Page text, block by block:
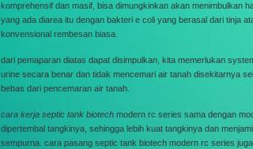
komprehensif dan masif, bisa dimungkinkan akan menimbulkan
yang ada diarea itu dengan bakteri e coli yang berasal dari tinja
konvensional rembesan biasa.
dari pemaparan diatas dapat disimpulkan, kita memerlukan
urine secara benar dan tidak mencemari air tanah disekitarnya
bebas dari pencemaran air tanah.
cara kerja septic tank biotech modern rc series sama dengan
dipertembal tangkinya, sehingga lebih kuat tangkinya dan
sempurna. cara pasang septic tank biotech modern rc series